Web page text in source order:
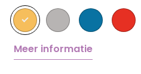
Meer informatie